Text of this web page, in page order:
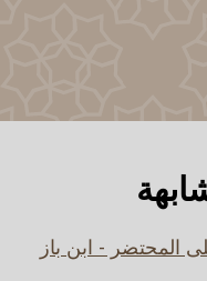
- ابن باز